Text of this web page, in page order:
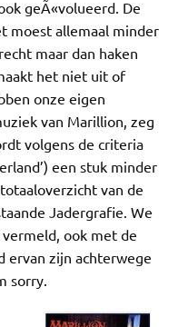
geÃ«volueerd. De
moest allemaal minder
maar dan haken
het niet uit of
onze eigen
van Marillion, zeg
volgens de criteria
een stuk minder
van de
Jadergrafie. We
ook met de
ervan zijn achterwege
sorry.